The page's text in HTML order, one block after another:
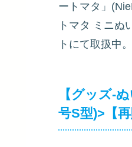
ートマタ」
トマタ ミニぬ
トにて取扱中。
【グッズ-
号S型)>【再